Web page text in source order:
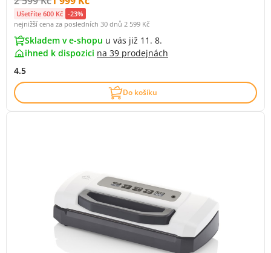
Ušetříte 600 Kč -23%
nejnižší cena za posledních 30 dnů 2 599 Kč
Skladem v e-shopu u vás již 11. 8.
ihned k dispozici na 39 prodejnách
4.5
Do košíku